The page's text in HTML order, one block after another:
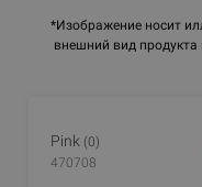
*Изображение носит
внешний вид продукта
Pink (0)
470708